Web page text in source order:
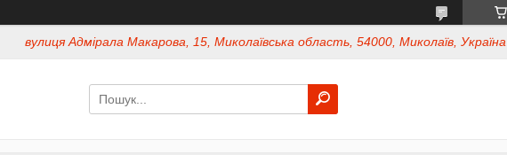
вулиця Адмірала Макарова, 15, Миколаївська область, 54000, Миколаїв, Україна